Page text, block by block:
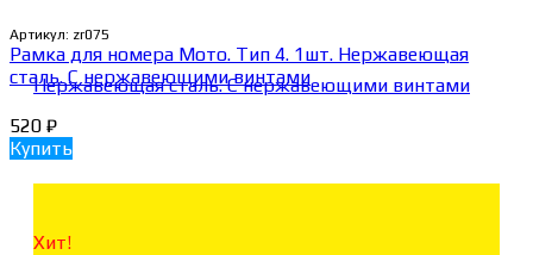
Артикул: zr075
Рамка для номера Мото. Тип 4. 1шт. Нержавеющая
сталь. С нержавеющими винтами
520 ₽
Купить
Хит!